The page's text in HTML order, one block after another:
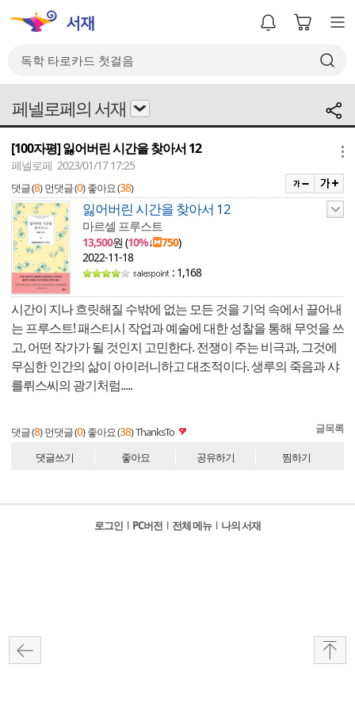
페넬로페의 서재
[100자평] 잃어버린 시간을 찾아서 12
페넬로페 2023/01/17 17:25
댓글 (8) 먼댓글 (0) 좋아요 (38)
잃어버린 시간을 찾아서 12
마르셀 프루스트
13,500원 (10%↓ 750)
2022-11-18
: 1,168
시간이 지나 흐릿해질 수밖에 없는 모든 것을 기억 속에서 끌어내
는 프루스트! 패스티시 작업과 예술에 대한 성찰을 통해 무엇을 쓰
고, 어떤 작가가 될 것인지 고민한다. 전쟁이 주는 비극과, 그것에
무심한 인간의 삶이 아이러니하고 대조적이다. 생루의 죽음과 샤
를뤼스씨의 광기처럼.....
댓글 (8) 먼댓글 (0) 좋아요 (38)ThanksTo 글목록
댓글쓰기 좋아요 공유하기 찜하기
로그인 l PC버전 l 전체 메뉴 l 나의 서재